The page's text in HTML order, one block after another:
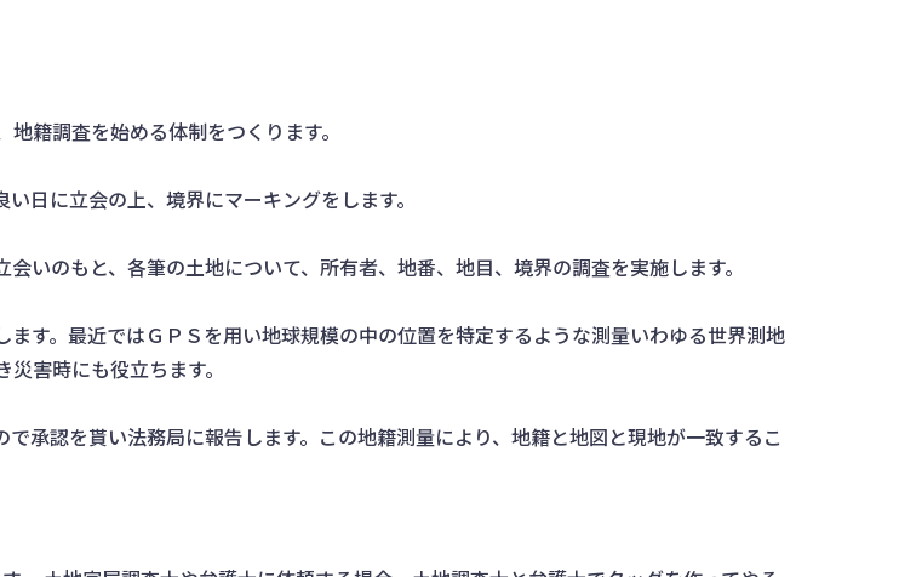
籍調査を始める体制をつくります。
日に立会の上、境界にマーキングをします。
いのもと、各筆の土地について、所有者、地番、地目、境界の調査を実施します。
す。最近ではＧＰＳを用い地球規模の中の位置を特定するような測量いわゆる世界測地
害時にも役立ちます。
承認を貰い法務局に報告します。この地籍測量により、地籍と地図と現地が一致するこ